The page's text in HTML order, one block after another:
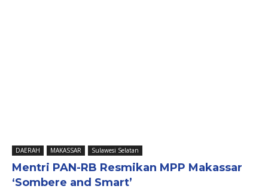
DAERAH MAKASSAR Sulawesi Selatan
Mentri PAN-RB Resmikan MPP Makassar
‘Sombere and Smart’